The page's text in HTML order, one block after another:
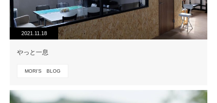
2021.11.18
やっと一息
MORI'S BLOG